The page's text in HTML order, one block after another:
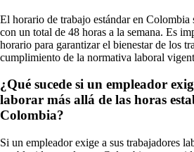
El horario de trabajo estándar en Colombia
con un total de 48 horas a la semana. Es
horario para garantizar el bienestar de los
cumplimiento de la normativa laboral
¿Qué sucede si un empleador
laborar más allá de las horas
Colombia?
Si un empleador exige a sus trabajadores